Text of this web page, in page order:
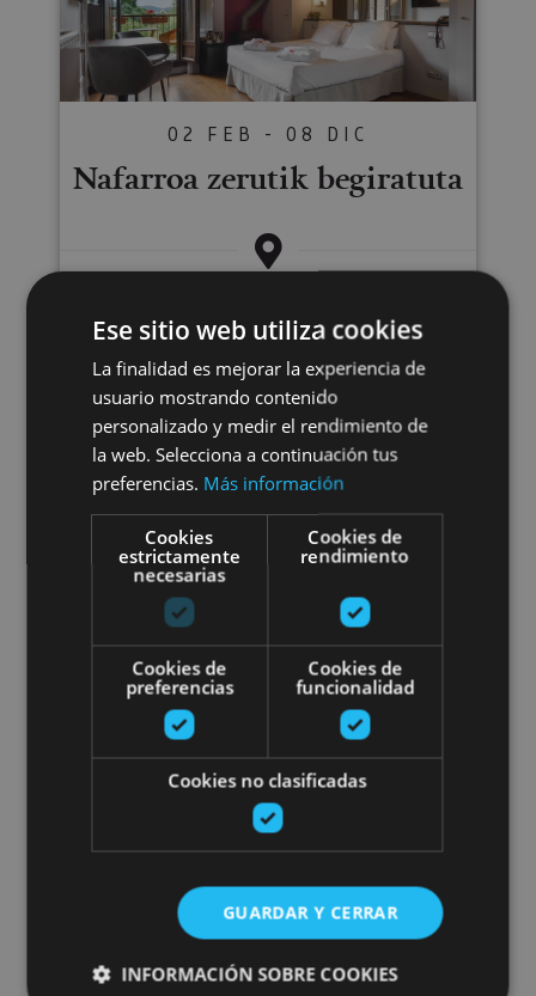
02 FEB - 08 DIC
Nafarroa zerutik begiratuta
Stand up Paddle Board Iruñean
01 ABR - 31 OCT
Stand up Paddle Board
Iruñean
Pamplona
Ese sitio web utiliza cookies
La finalidad es mejorar la experiencia de
usuario mostrando contenido
personalizado y medir el rendimiento de
la web. Selecciona a continuación tus
preferencias. Más información
Cookies
estrictamente
necesarias
Cookies de
rendimiento
Cookies de
preferencias
Cookies de
funcionalidad
Cookies no clasificadas
GUARDAR Y CERRAR
INFORMACIÓN SOBRE COOKIES